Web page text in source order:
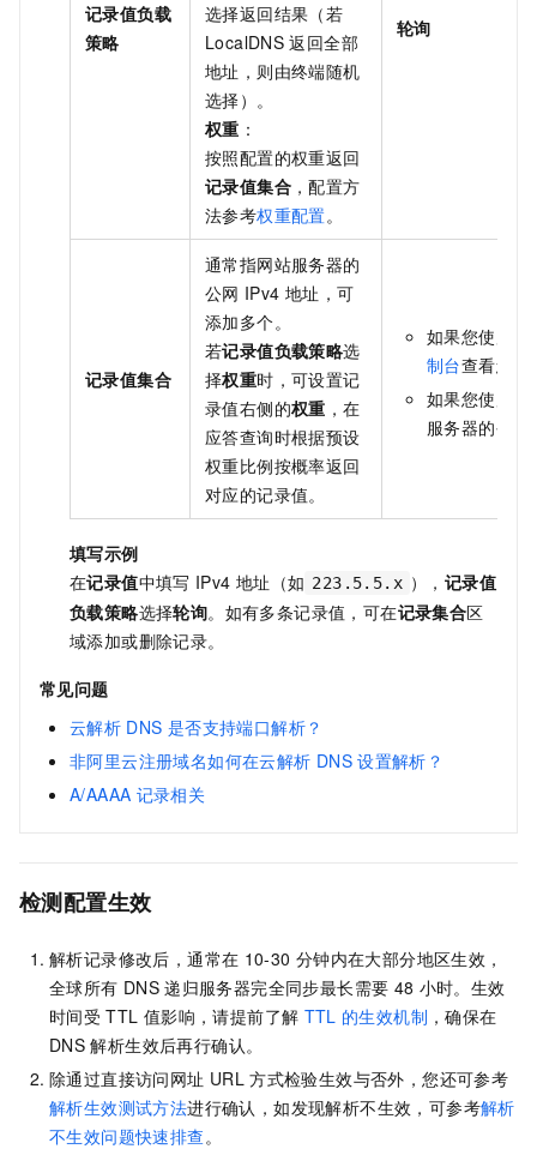
记录值负载
策略
选择返回结果（若
LocalDNS 返回全部
地址，则由终端随机
选择）。
权重 ：
按照配置的权重返回
记录值集合 ，配置方
法参考权重配置。
轮询
记录值集合
通常指网站服务器的
公网 IPv4 地址，可
添加多个。
若记录值负载策略选
择权重时，可设置记
录值右侧的权重 ，在
应答查询时根据预设
权重比例按概率返回
对应的记录值。
如果您使用阿
制台查看您的
如果您使用非
服务器的公网
填写示例
在记录值中填写 IPv4 地址（如 223.5.5.x ）， 记录值
负载策略选择轮询。如有多条记录值，可在记录集合区
域添加或删除记录。
常见问题
云解析 DNS 是否支持端口解析？
非阿里云注册域名如何在云解析 DNS 设置解析？
A/AAAA 记录相关
检测配置生效
解析记录修改后，通常在 10-30 分钟内在大部分地区生效，
全球所有 DNS 递归服务器完全同步最长需要 48 小时。生效
时间受 TTL 值影响，请提前了解 TTL 的生效机制 ，确保在
DNS 解析生效后再行确认。
除通过直接访问网址 URL 方式检验生效与否外，您还可参考
解析生效测试方法进行确认，如发现解析不生效，可参考解析
不生效问题快速排查 。